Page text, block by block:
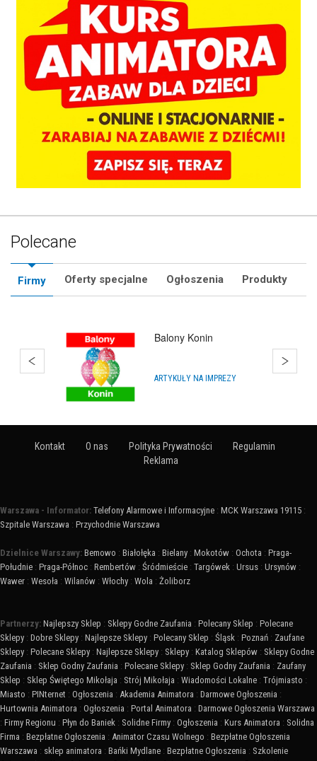
Polecane
Firmy Oferty specjalne Ogłoszenia Produkty
Bańki Mydlane
HURTOWNIE
Kontakt O nas Polityka Prywatności
Regulamin
Reklama
Warszawa - Informator: Telefony Alarmowe i Informacyjne : MCK Warszawa 19115 :
Szpitale Warszawa : Przychodnie Warszawa
Dzielnice Warszawy: Bemowo : Białołęka : Bielany : Mokotów : Ochota : Praga-
Południe : Praga-Północ : Rembertów : Śródmieście : Targówek : Ursus : Ursynów :
Wawer : Wesoła : Wilanów : Włochy : Wola : Żoliborz
Partnerzy: Najlepszy Sklep : Sklepy Godne Zaufania : Polecany Sklep : Polecane
Sklepy : Dobre Sklepy : Najlepsze Sklepy : Polecany Sklep : Śląsk : Poznań : Zaufane
Sklepy : Polecane Sklepy : Najlepsze Sklepy : Sklepy : Katalog Sklepów : Sklepy Godne
Zaufania : Sklep Godny Zaufania : Polecane Sklepy : Sklep Godny Zaufania : Zaufany
Sklep : Sklep Świętego Mikołaja : Strój Mikołaja : Wiadomości Lokalne : Trójmiasto :
Miasto : PINternet : Ogłoszenia : Akademia Animatora : Darmowe Ogłoszenia :
Hurtownia Animatora : Ogłoszenia : Portal Animatora : Darmowe Ogłoszenia Warszawa
: Firmy Regionu : Płyn do Baniek : Solidne Firmy : Ogłoszenia : Kurs Animatora : Solidna
Firma : Bezpłatne Ogłoszenia : Animator Czasu Wolnego : Bezpłatne Ogłoszenia
Warszawa : sklep animatora : Bańki Mydlane : Bezpłatne Ogłoszenia : Szkolenie